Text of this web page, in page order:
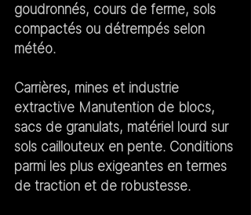
goudronnés, cours de ferme, sols
compactés ou détrempés selon
météo.
Carrières, mines et industrie
extractive Manutention de blocs,
sacs de granulats, matériel lourd sur
sols caillouteux en pente. Conditions
parmi les plus exigeantes en termes
de traction et de robustesse.